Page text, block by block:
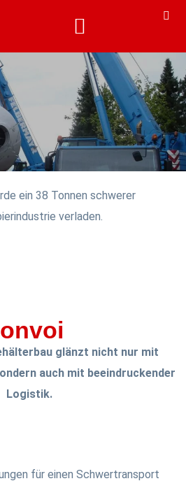
ein 38 Tonnen schwerer
verladen.
glänzt nicht nur mit
auch mit beeindruckender
Logistik.
für einen Schwertransport